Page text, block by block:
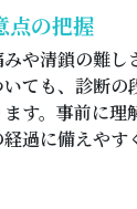
の把握
や清鎖の難し
ても、診断の
す。事前に理
過に備えやす